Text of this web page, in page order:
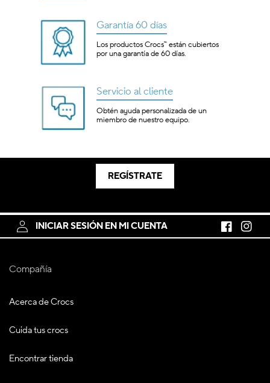
Garantía 60 días
Los productos Crocs™ están cubiertos
por una garantía de 60 días.
Servicio al cliente
Obtén ayuda personalizada de un
miembro de nuestro equipo.
REGÍSTRATE
INICIAR SESIÓN EN MI CUENTA Facebook
Compañía
Acerca de Crocs
Cuida tus crocs
Encontrar tienda